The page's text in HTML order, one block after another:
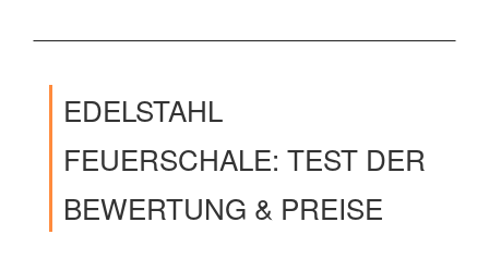
EDELSTAHL
FEUERSCHALE: TEST DER
BEWERTUNG & PREISE